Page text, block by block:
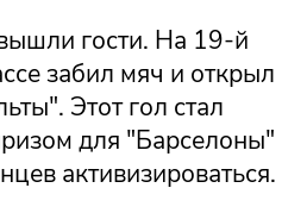
гости. На 19-й
забил мяч и открыл
Этот гол стал
для "Барселоны"
активизироваться.